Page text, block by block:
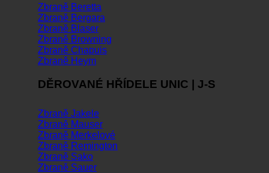
Zbraně Beretta
Zbraně Bergara
Zbraně Blaser
Zbraně Browning
Zbraně Chapuis
Zbraně Heym
DĚROVANÉ HŘÍDELE UNIC | J-S
Zbraně Jakele
Zbraně Mauser
Zbraně Merkelové
Zbraně Remington
Zbraně Sako
Zbraně Sauer